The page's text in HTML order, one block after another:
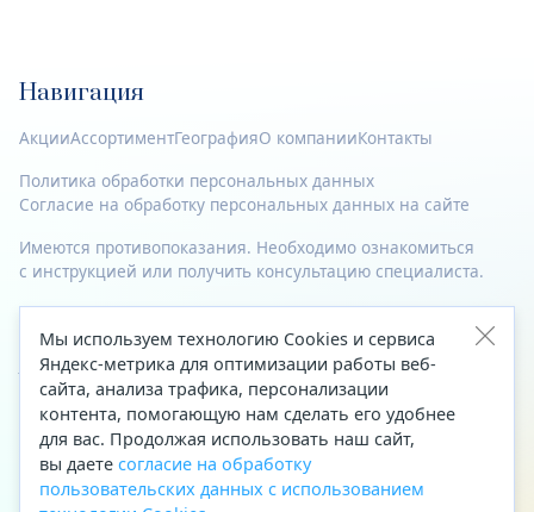
Навигация
АкцииАссортиментГеографияО компанииКонтакты
Политика обработки персональных данных
Согласие на обработку персональных данных на сайте
Имеются противопоказания. Необходимо ознакомиться
с инструкцией или получить консультацию специалиста.
© 2023—2026 Все права защищены.
Адрес
Архангельск, ул. Папанина, д. 19 (вход в здание со стороны
автоцентра «Тойота»)
Приемная Генерального директора
Мы используем технологию Cookies и сервиса
Яндекс-метрика для оптимизации работы веб-
сайта, анализа трафика, персонализации
контента, помогающую нам сделать его удобнее
для вас. Продолжая использовать наш сайт,
вы даете согласие на обработку
пользовательских данных с использованием